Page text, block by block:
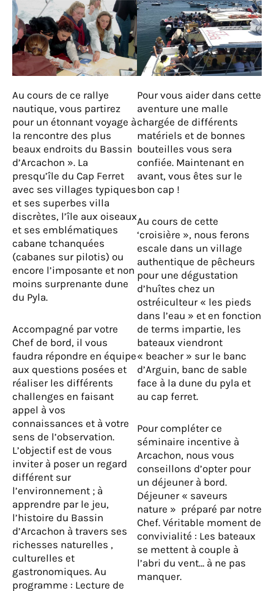
Au cours de ce rallye
nautique, vous partirez
pour un étonnant voyage à
la rencontre des plus
beaux endroits du Bassin
d’Arcachon ». La
presqu’île du Cap Ferret
avec ses villages typiques
et ses superbes villa
discrètes, l’île aux oiseaux
et ses emblématiques
cabane tchanquées
(cabanes sur pilotis) ou
encore l’imposante et non
moins surprenante dune
du Pyla.
Accompagné par votre
Chef de bord, il vous
faudra répondre en équipe
aux questions posées et
réaliser les différents
challenges en faisant
appel à vos
connaissances et à votre
sens de l’observation.
L’objectif est de vous
inviter à poser un regard
différent sur
l’environnement ; à
apprendre par le jeu,
l’histoire du Bassin
d’Arcachon à travers ses
richesses naturelles ,
culturelles et
gastronomiques. Au
programme : Lecture de
Pour vous aider dans cette
aventure une malle
chargée de différents
matériels et de bonnes
bouteilles vous sera
confiée. Maintenant en
avant, vous êtes sur le
bon cap !
Au cours de cette
‘croisière », nous ferons
escale dans un village
authentique de pêcheurs
pour une dégustation
d’huîtes chez un
ostréiculteur « les pieds
dans l’eau » et en fonction
de terms impartie, les
bateaux viendront
« beacher » sur le banc
d’Arguin, banc de sable
face à la dune du pyla et
au cap ferret.
Pour compléter ce
séminaire incentive à
Arcachon, nous vous
conseillons d’opter pour
un déjeuner à bord.
Déjeuner « saveurs
nature » préparé par notre
Chef. Véritable moment de
convivialité : Les bateaux
se mettent à couple à
l’abri du vent… à ne pas
manquer.